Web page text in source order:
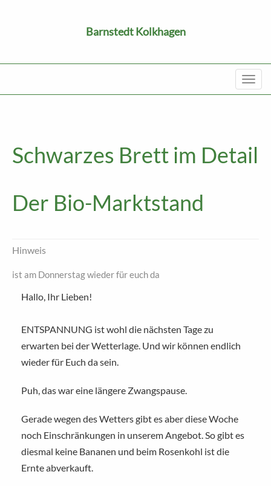
Barnstedt Kolkhagen
Schwarzes Brett im Detail
Der Bio-Marktstand
Hinweis
ist am Donnerstag wieder für euch da
Hallo, Ihr Lieben!
ENTSPANNUNG ist wohl die nächsten Tage zu
erwarten bei der Wetterlage. Und wir können endlich
wieder für Euch da sein.
Puh, das war eine längere Zwangspause.
Gerade wegen des Wetters gibt es aber diese Woche
noch Einschränkungen in unserem Angebot. So gibt es
diesmal keine Bananen und beim Rosenkohl ist die
Ernte abverkauft.